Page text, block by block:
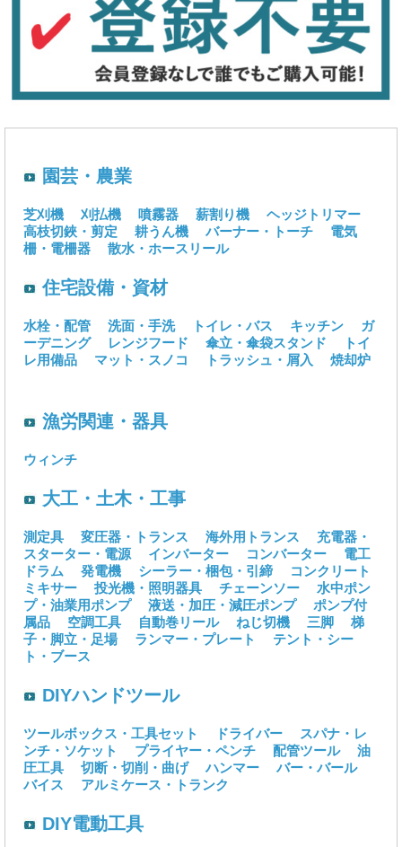
園芸・農業
芝刈機 刈払機 噴霧器 薪割り機
ヘッジトリマー
高枝切鋏・剪定
耕うん機 バーナー・トーチ
電気
柵・電柵器
散水・ホースリール
住宅設備・資材
水栓・配管 洗面・手洗 トイレ・バス キッチン
ガ
ーデニング
レンジフード 傘立・傘袋スタンド
トイ
レ用備品
マット・スノコ トラッシュ・屑入 焼却炉
漁労関連・器具
ウィンチ
大工・土木・工事
測定具 変圧器・トランス 海外用トランス
充電器・
スターター・電源
インバーター コンバーター
電工
ドラム
発電機 シーラー・梱包・引締
コンクリート
ミキサー
投光機・照明器具 チェーンソー
水中ポン
プ・油業用ポンプ
液送・加圧・減圧ポンプ
ポンプ付
属品
空調工具 自動巻リール ねじ切機 三脚
梯
子・脚立・足場
ランマー・プレート
テント・シー
ト・ブース
DIYハンドツール
ツールボックス・工具セット ドライバー
スパナ・レ
ンチ・ソケット
プライヤー・ペンチ 配管ツール
油
圧工具
切断・切削・曲げ ハンマー
バー・バール
バイス
アルミケース・トランク
DIY電動工具